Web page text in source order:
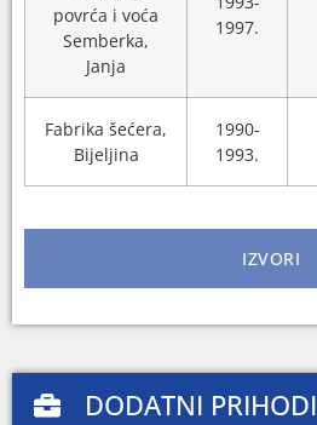
povrća i voća
Semberka,
Janja
1997.
Fabrika šećera,
Bijeljina
1990-
1993.
IZVORI
DODATNI PRIHODI